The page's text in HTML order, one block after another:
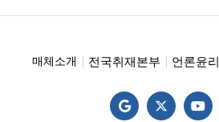
매체소개 전국취재본부 언론윤리